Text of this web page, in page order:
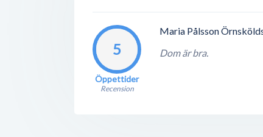
5
Öppettider
Recension
Maria Pålsson
Dom är bra.